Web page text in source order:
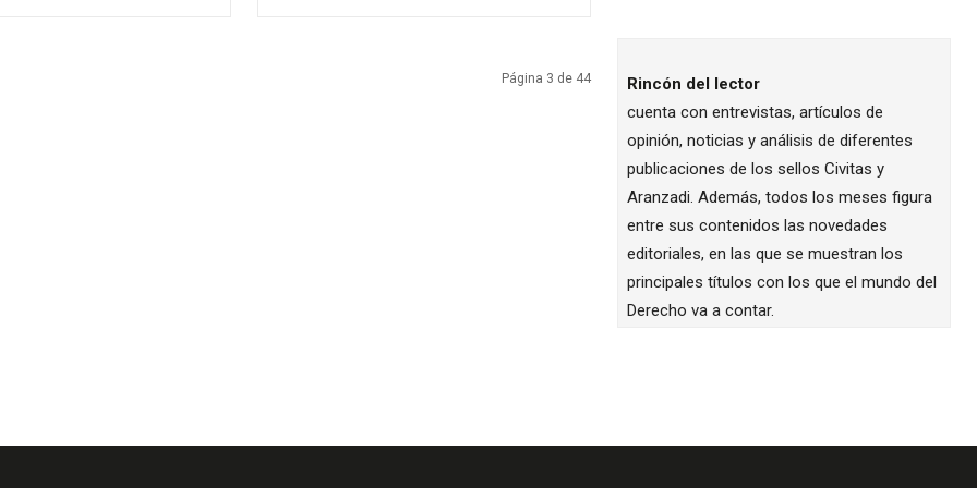
Página 3 de 44
Rincón del lector
cuenta con entrevistas, artículos de
opinión, noticias y análisis de diferentes
publicaciones de los sellos Civitas y
Aranzadi. Además, todos los meses figura
entre sus contenidos las novedades
editoriales, en las que se muestran los
principales títulos con los que el mundo del
Derecho va a contar.